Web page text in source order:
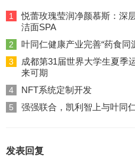
1
悦蕾玫瑰莹润净颜慕斯：深
洁面SPA
2 叶同仁健康产业完善“药食同
3
成都第31届世界大学生夏季
来可期
4 NFT系统定制开发
5 强强联合，凯利智上与叶同
发表回复